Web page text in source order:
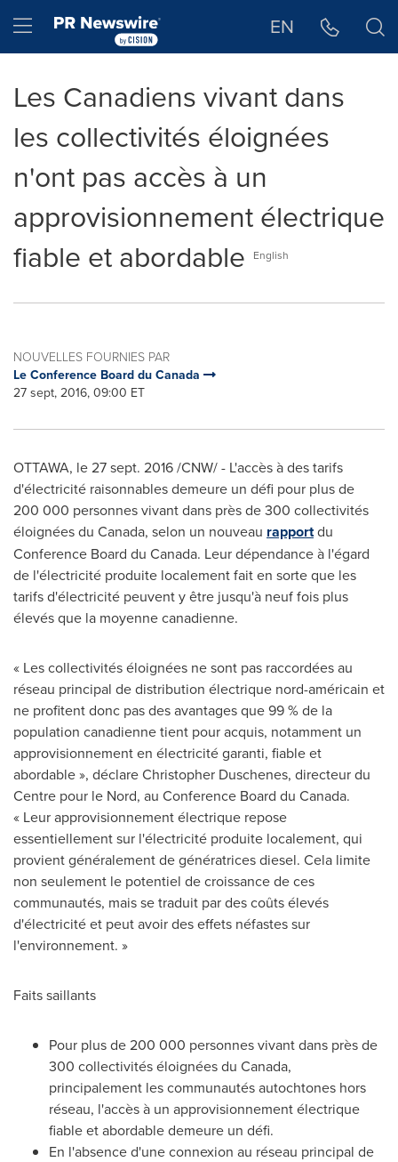
Hamburger menu EN
Les Canadiens vivant dans
les collectivités éloignées
n'ont pas accès à un
approvisionnement électrique
fiable et abordable
English
NOUVELLES FOURNIES PAR
Le Conference Board du Canada
27 sept, 2016, 09:00 ET
OTTAWA, le27 sept. 2016/CNW/ - L'accès à des tarifs
d'électricité raisonnables demeure un défi pour plus de
200 000 personnes vivant dans près de 300 collectivités
éloignées du Canada, selon un nouveau rapportdu
Conference Board du Canada. Leur dépendance à l'égard
de l'électricité produite localement fait en sorte que les
tarifs d'électricité peuvent y être jusqu'à neuf fois plus
élevés que la moyenne canadienne.
« Les collectivités éloignées ne sont pas raccordées au
réseau principal de distribution électrique nord-américain et
ne profitent donc pas des avantages que 99 % de la
population canadienne tient pour acquis, notamment un
approvisionnement en électricité garanti, fiable et
abordable », déclareChristopher Duschenes, directeur du
Centre pour le Nord, au Conference Board du Canada.
« Leur approvisionnement électrique repose
essentiellement sur l'électricité produite localement, qui
provient généralement de génératrices diesel. Cela limite
non seulement le potentiel de croissance de ces
communautés, mais se traduit par des coûts élevés
d'électricité et peut avoir des effets néfastes sur
l'environnement. »
Faits saillants
Pour plus de 200 000 personnes vivant dans près de
300 collectivités éloignées du Canada,
principalement les communautés autochtones hors
réseau, l'accès à un approvisionnement électrique
fiable et abordable demeure un défi.
En l'absence d'une connexion au réseau principal de